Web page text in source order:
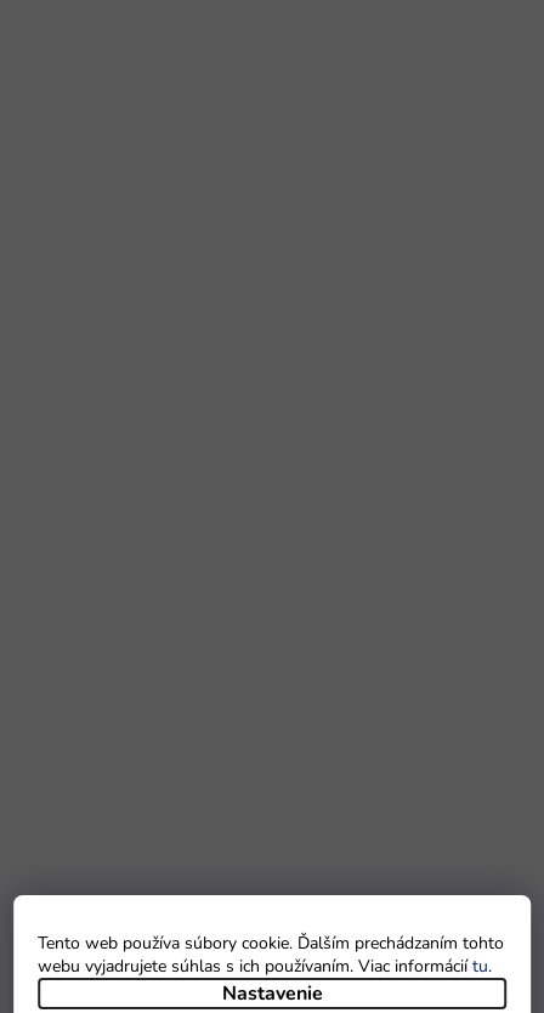
Tento web používa súbory cookie. Ďalším prechádzaním tohto
webu vyjadrujete súhlas s ich používaním. Viac informáciítu.
Nastavenie